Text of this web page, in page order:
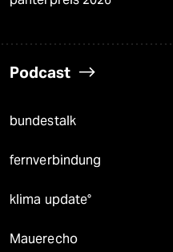
Podcast
bundestalk
fernverbindung
klima update°
Mauerecho